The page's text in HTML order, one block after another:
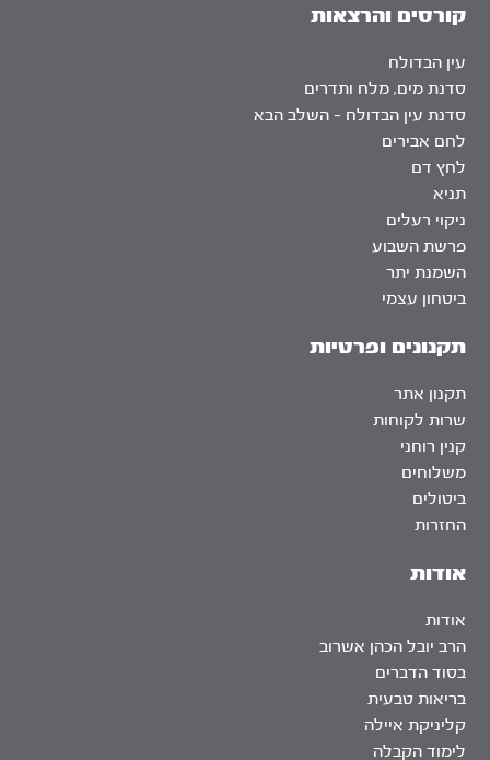
אודות
אודות
הרב יובל הכהן אשרוב
בסוד הדברים
בריאות טבעית
קליניקת איילה
לימוד הקבלה
קורסים והרצאות
עין הבדולח
סדנת מים, מלח ותדרים
סדנת עין הבדולח – השלב הבא
לחם אבירים
לחץ דם
תניא
ניקוי רעלים
פרשת השבוע
השמנת יתר
ביטחון עצמי
תקנונים ופרטיות
תקנון אתר
שרות לקוחות
קנין רוחני
משלוחים
ביטולים
החזרות